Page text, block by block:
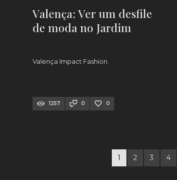
Valença: Ver um desfile
de moda no Jardim
Valença Impact Fashion.
1257 0 0
1 2 3 4